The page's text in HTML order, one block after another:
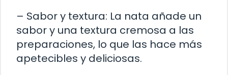
– Sabor y textura: La nata añade un
sabor y una textura cremosa a las
preparaciones, lo que las hace más
apetecibles y deliciosas.